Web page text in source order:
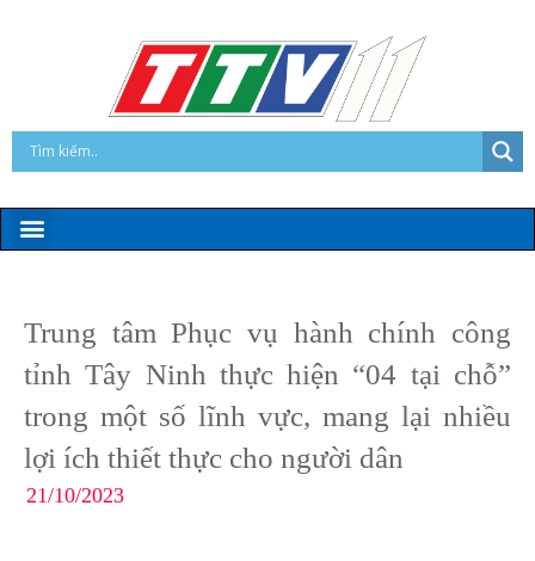
Trung tâm Phục vụ hành chính công
tỉnh Tây Ninh thực hiện “04 tại chỗ”
trong một số lĩnh vực, mang lại nhiều
lợi ích thiết thực cho người dân
21/10/2023